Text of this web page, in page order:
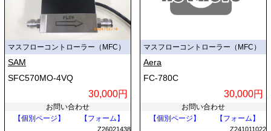
マスフローコントローラー（MFC）
SAM
SFC570MO-4VQ
30,000円
お問い合わせ
【個別ページ】
【フォーム】
Z26021438
マスフローコントローラー（MFC）
Aera
FC-780C
30,000円
お問い合わせ
【個別ページ】
【フォーム】
Z241011022